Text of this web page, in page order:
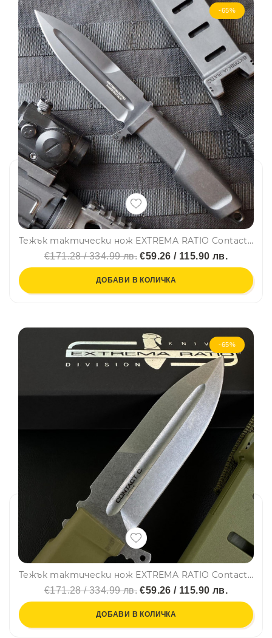
-65%
Тежък тактически нож EXTREMA RATIO Contact C, GREY, стомана Böhler N690, тактическа кания
€171.28 / 334.99 лв. €59.26 / 115.90 лв.
ДОБАВИ В КОЛИЧКА
-65%
Тежък тактически нож ЕXTREMA RATIO Contact C, MILITARY GREEN, стомана Böhler N690, тактическа кания
€171.28 / 334.99 лв. €59.26 / 115.90 лв.
ДОБАВИ В КОЛИЧКА